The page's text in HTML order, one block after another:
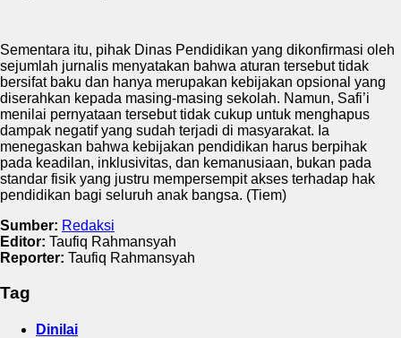
Sementara itu, pihak Dinas Pendidikan yang dikonfirmasi oleh
sejumlah jurnalis menyatakan bahwa aturan tersebut tidak
bersifat baku dan hanya merupakan kebijakan opsional yang
diserahkan kepada masing-masing sekolah. Namun, Safi’i
menilai pernyataan tersebut tidak cukup untuk menghapus
dampak negatif yang sudah terjadi di masyarakat. Ia
menegaskan bahwa kebijakan pendidikan harus berpihak
pada keadilan, inklusivitas, dan kemanusiaan, bukan pada
standar fisik yang justru mempersempit akses terhadap hak
pendidikan bagi seluruh anak bangsa. (Tiem)
Sumber: Redaksi
Editor: Taufiq Rahmansyah
Reporter: Taufiq Rahmansyah
Tag
Dinilai